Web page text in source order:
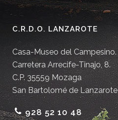
C.R.D.O. LANZAROTE
Casa-Museo del Campesino.
Carretera Arrecife-Tinajo, 8.
C.P. 35559 Mozaga
San Bartolomé de Lanzarote
928 52 10 48